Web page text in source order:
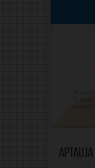
Aptauja